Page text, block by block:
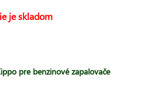
je skladom
pre benzinové zapalovače